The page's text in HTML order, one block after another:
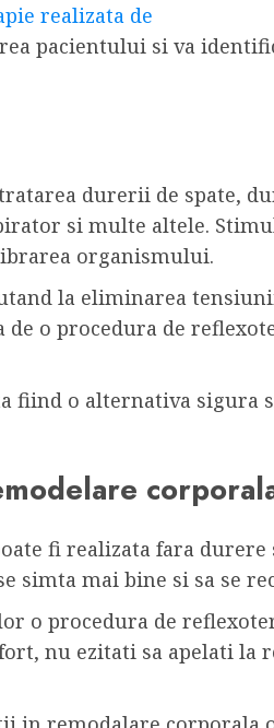
realizata de
pacientului si va
durerii de spate,
si multe altele.
organismului.
la eliminarea
o procedura de
fiind o alternativa sigura
fi realizata fara
simta mai bine si sa se
o procedura de
nu ezitati sa apelati la